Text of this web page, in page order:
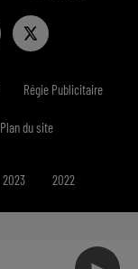
Régie Publicitaire
Plan du site
2023 2022